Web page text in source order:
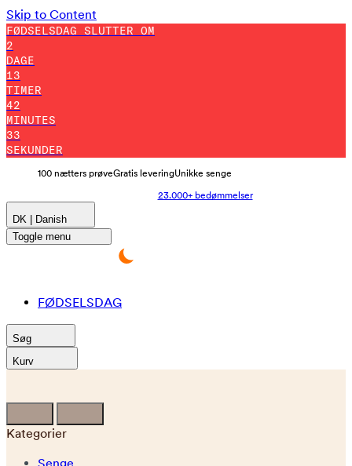
Skip to Content
FØDSELSDAG SLUTTER OM
2
DAGE
13
TIMER
42
MINUTES
29
SEKUNDER
100 nætters prøveGratis leveringUnikke senge
23.000+ bedømmelser
DK | Danish
Toggle menu
FØDSELSDAG
Søg
Kurv
Kategorier